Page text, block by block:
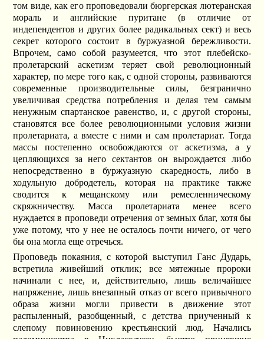
том виде, как его проповедовали бюргерская лютеранская
мораль и английские пуритане (в отличие от
индепендентов и других более радикальных сект) и весь
секрет которого состоит в буржуазной бережливости.
Впрочем, само собой разумеется, что этот плебейско-
пролетарский аскетизм теряет свой революционный
характер, по мере того как, с одной стороны, развиваются
современные производительные силы, безгранично
увеличивая средства потребления и делая тем самым
ненужным спартанское равенство, и, с другой стороны,
становятся все более революционными условия жизни
пролетариата, а вместе с ними и сам пролетариат. Тогда
массы постепенно освобождаются от аскетизма, а у
цепляющихся за него сектантов он вырождается либо
непосредственно в буржуазную скаредность, либо в
ходульную добродетель, которая на практике также
сводится к мещанскому или ремесленническому
скряжничеству. Масса пролетариата менее всего
нуждается в проповеди отречения от земных благ, хотя бы
уже потому, что у нее не осталось почти ничего, от чего
бы она могла еще отречься.
Проповедь покаяния, с которой выступил Ганс Дударь,
встретила живейший отклик; все мятежные пророки
начинали с нее, и, действительно, лишь величайшее
напряжение, лишь внезапный отказ от всего привычного
образа жизни могли привести в движение этот
распыленный, разобщенный, с детства приученный к
слепому повиновению крестьянский люд. Начались